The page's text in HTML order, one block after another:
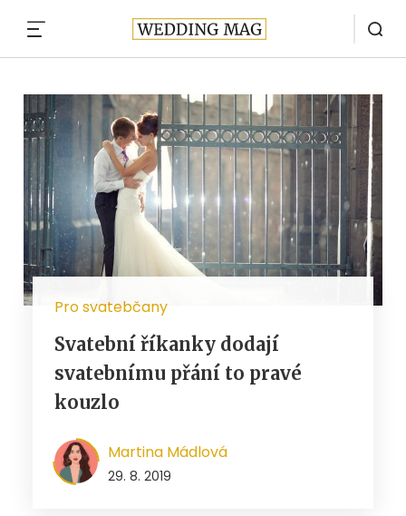
Pro svatebčany
Svatební říkanky dodají
svatebnímu přání to pravé
kouzlo
Martina Mádlová
29. 8. 2019